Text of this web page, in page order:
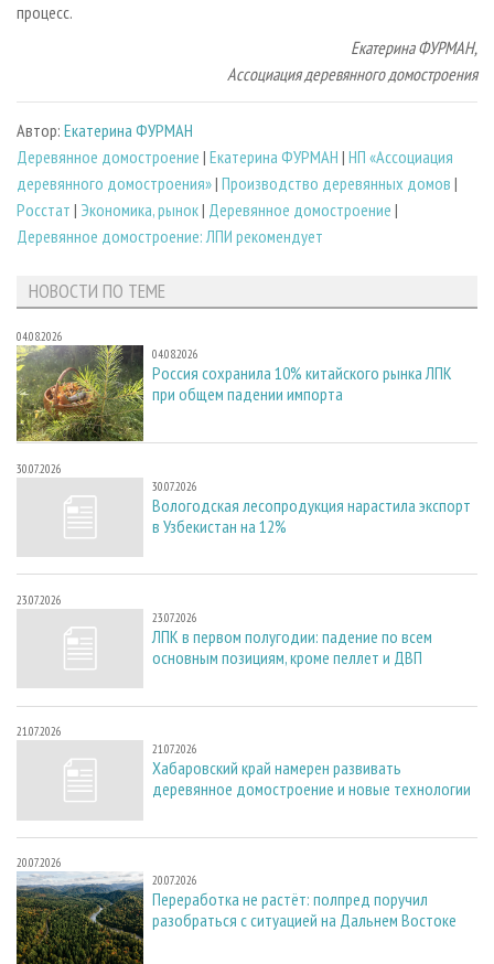
процесс.
Екатерина ФУРМАН,
Ассоциация деревянного домостроения
Автор: Екатерина ФУРМАН
Деревянное домостроение | Екатерина ФУРМАН | НП «Ассоциация
деревянного домостроения»| Производство деревянных домов |
Росстат | Экономика, рынок| Деревянное домостроение |
Деревянное домостроение: ЛПИ рекомендует
НОВОСТИ ПО ТЕМЕ
04.08.2026
04.08.2026
Россия сохранила 10% китайского рынка ЛПК
при общем падении импорта
30.07.2026
30.07.2026
Вологодская лесопродукция нарастила экспорт
в Узбекистан на 12%
23.07.2026
23.07.2026
ЛПК в первом полугодии: падение по всем
основным позициям, кроме пеллет и ДВП
21.07.2026
21.07.2026
Хабаровский край намерен развивать
деревянное домостроение и новые технологии
20.07.2026
20.07.2026
Переработка не растёт: полпред поручил
разобраться с ситуацией на Дальнем Востоке